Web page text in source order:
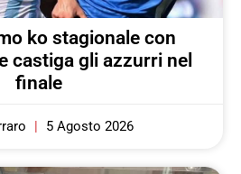
ko stagionale con
castiga gli azzurri nel
finale
5 Agosto 2026